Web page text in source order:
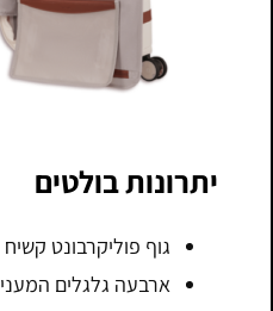
יתרונות בולטים
גוף פוליקרבונט
ארבעה גלגלים